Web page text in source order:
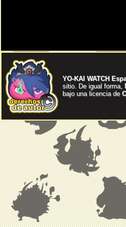
YO-KAI WATCH
sitio. De igual forma,
bajo una licencia de